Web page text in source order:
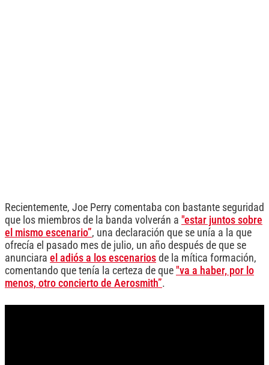
Recientemente, Joe Perry comentaba con bastante seguridad
que los miembros de la banda volverán a "estar juntos sobre
el mismo escenario”, una declaración que se unía a la que
ofrecía el pasado mes de julio, un año después de que se
anunciara el adiós a los escenarios de la mítica formación,
comentando que tenía la certeza de que "va a haber, por lo
menos, otro concierto de Aerosmith”.